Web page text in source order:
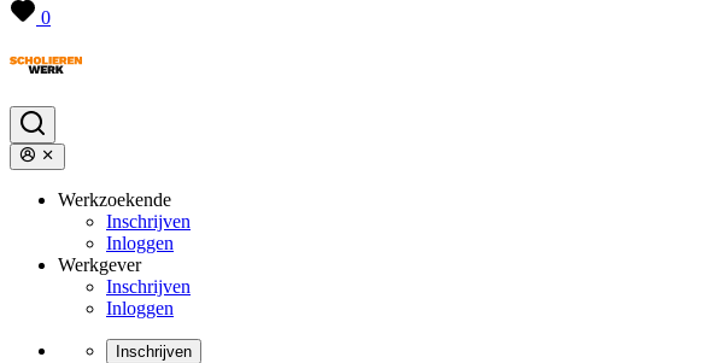
0
Werkzoekende
Inschrijven
Inloggen
Werkgever
Inschrijven
Inloggen
Inschrijven